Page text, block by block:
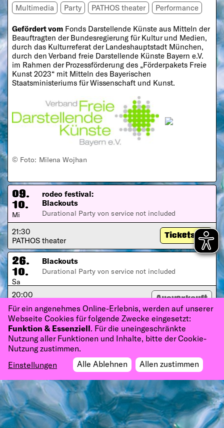
Multimedia
Party PATHOS theater Performance
Gefördert vom Fonds Darstellende Künste aus Mitteln der
Beauftragten der Bundesregierung für Kultur und Medien,
durch das Kulturreferat der Landeshauptstadt München,
durch den Verband freie Darstellende Künste Bayern e.V.
im Rahmen der Prozessförderung des „Förderpakets Freie
Kunst 2023“ mit Mitteln des Bayerischen
Staatsministeriums für Wissenschaft und Kunst.
© Foto: Milena Wojhan
09.
10.
Mi
rodeo festival:
Blackouts
Durational Party von service not included
21:30
PATHOS theater
Tickets
26.
10.
Sa
Blackouts
Durational Party von service not included
20:00
PATHOS theater
Ausverkauft
Für ein angenehmes Online-Erlebnis, werden auf unserer
Webseite Cookies für folgende Zwecke eingesetzt:
Funktion & Essenziell. Für die uneingeschränkte
Nutzung aller Funktionen und Inhalte, bitte der Cookie-
Nutzung zustimmen.
Einstellungen
Alle Ablehnen Allen zustimmen